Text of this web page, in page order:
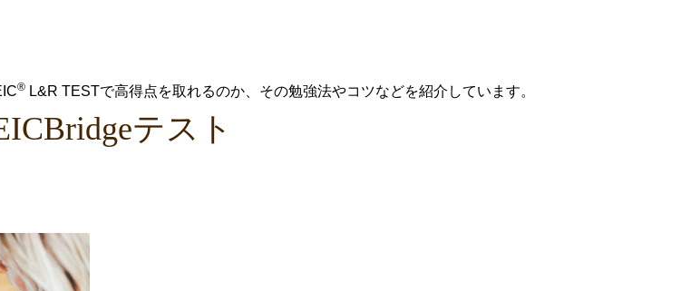
® L&R TESTで高得点を取れるのか、その勉強法やコツなどを紹介しています。
テスト